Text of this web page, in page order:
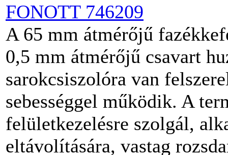
FONOTT 746209
A 65 mm átmérőjű
0,5 mm átmérőjű csavart
sarokcsiszolóra van
sebességgel működik. A
felületkezelésre szolgál,
eltávolítására, vastag